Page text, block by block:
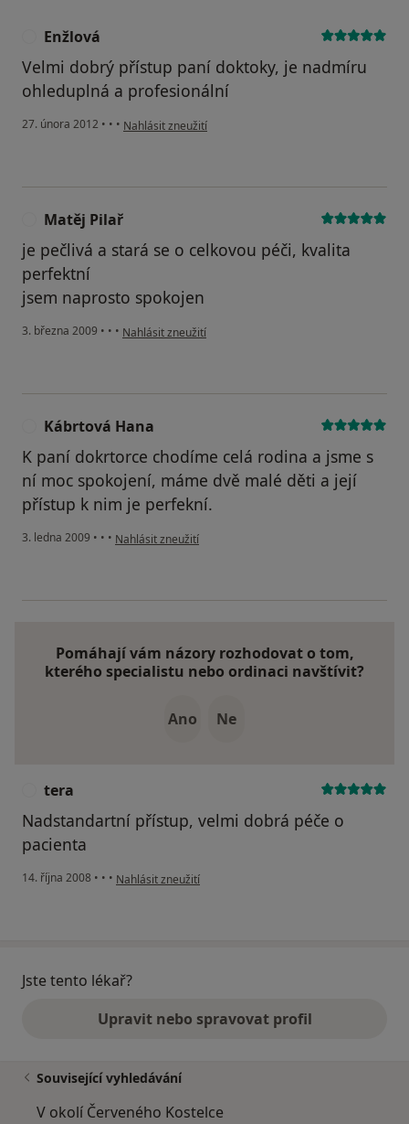
Enžlová
Velmi dobrý přístup paní doktoky, je nadmíru
ohleduplná a profesionální
27. února 2012 • • • podle názoru uživatele Enžlová
Nahlásit zneužití
Matěj Pilař
je pečlivá a stará se o celkovou péči, kvalita
perfektní
jsem naprosto spokojen
3. března 2009 • • • podle názoru uživatele Matěj Pilař
Nahlásit zneužití
Kábrtová Hana
K paní dokrtorce chodíme celá rodina a jsme s
ní moc spokojení, máme dvě malé děti a její
přístup k nim je perfekní.
3. ledna 2009 • • • podle názoru uživatele Kábrtová Hana
Nahlásit zneužití
Pomáhají vám názory rozhodovat o tom,
kterého specialistu nebo ordinaci navštívit?
Ano Ne
tera
Nadstandartní přístup, velmi dobrá péče o
pacienta
14. října 2008 • • • podle názoru uživatele tera
Nahlásit zneužití
Jste tento lékař?
Upravit nebo spravovat profil
Související vyhledávání
V okolí Červeného Kostelce